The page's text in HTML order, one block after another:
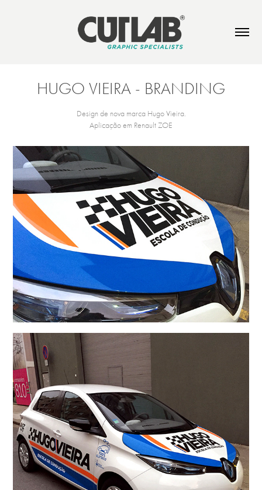
HUGO VIEIRA - BRANDING
Design de nova marca Hugo Vieira.
Aplicação em Renault ZOE